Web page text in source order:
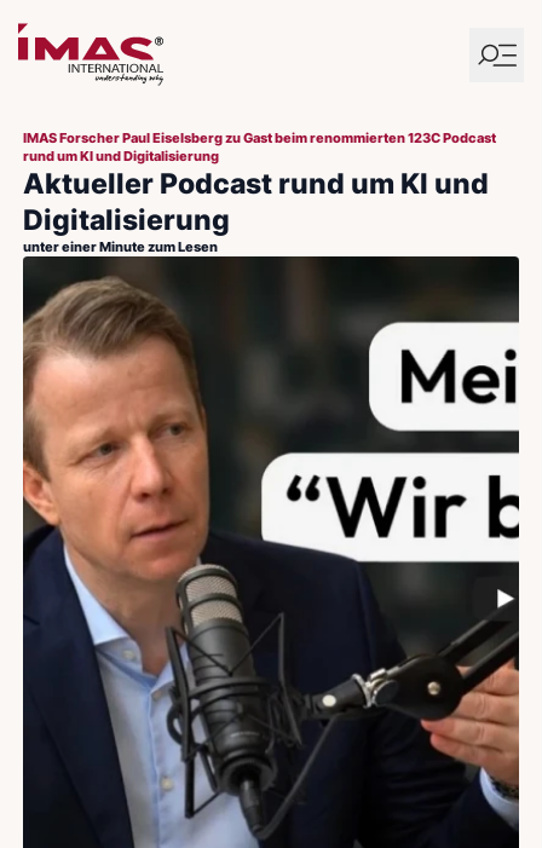
IMAS Forscher Paul Eiselsberg zu Gast beim renommierten 123C Podcast
rund um KI und Digitalisierung
Aktueller Podcast rund um KI und
Digitalisierung
unter einer Minute zum Lesen